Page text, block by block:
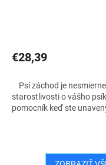
€28,39
Psí záchod je
starostlivosti o vášho
pomocník keď ste